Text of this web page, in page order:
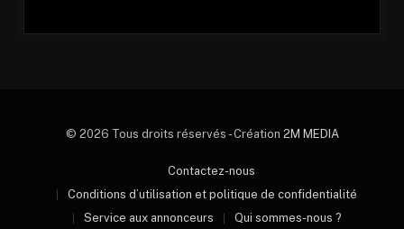
© 2026 Tous droits réservés - Création 2M MEDIA
Contactez-nous
Conditions d’utilisation et politique de confidentialité
Service aux annonceurs
Qui sommes-nous ?